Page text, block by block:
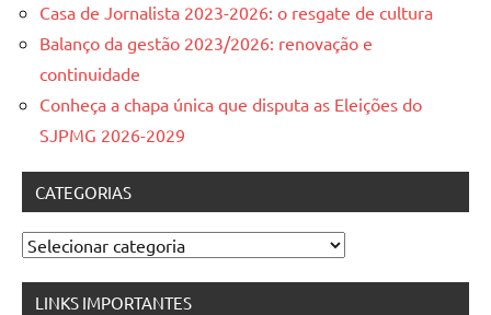
Casa de Jornalista 2023-2026: o resgate de cultura
Balanço da gestão 2023/2026: renovação e
continuidade
Conheça a chapa única que disputa as Eleições do
SJPMG 2026-2029
CATEGORIAS
Categorias
LINKS IMPORTANTES